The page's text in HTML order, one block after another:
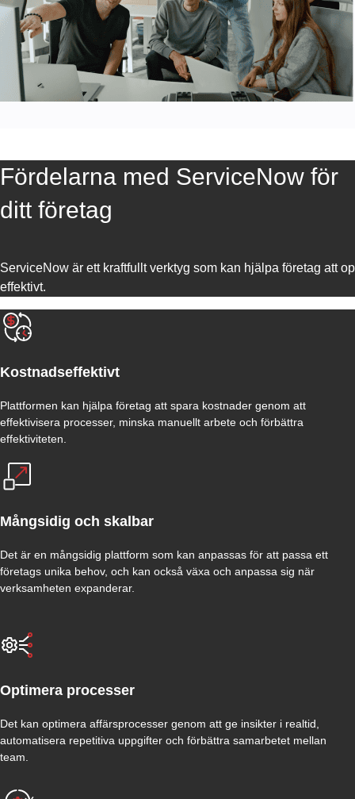
Fördelarna med ServiceNow för
ditt företag
ServiceNow är ett kraftfullt verktyg som kan hjälpa företag att
effektivt.
Kostnadseffektivt
Plattformen kan hjälpa företag att spara kostnader genom att
effektivisera processer, minska manuellt arbete och förbättra
effektiviteten.
Mångsidig och skalbar
Det är en mångsidig plattform som kan anpassas för att passa ett
företags unika behov, och kan också växa och anpassa sig när
verksamheten expanderar.
Optimera processer
Det kan optimera affärsprocesser genom att ge insikter i realtid,
automatisera repetitiva uppgifter och förbättra samarbetet mellan
team.